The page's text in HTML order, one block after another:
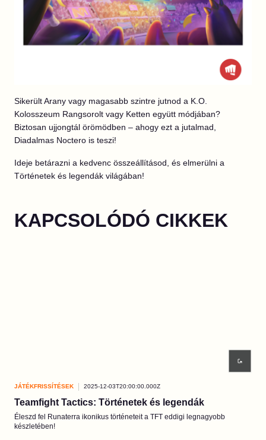
Sikerült Arany vagy magasabb szintre jutnod a K.O.
Kolosszeum Rangsorolt vagy Ketten együtt módjában?
Biztosan ujjongtál örömödben – ahogy ezt a jutalmad,
Diadalmas Noctero is teszi!
Ideje betárazni a kedvenc összeállításod, és elmerülni a
Történetek és legendák világában!
KAPCSOLÓDÓ CIKKEK
JÁTÉKFRISSÍTÉSEK 2025-12-03T20:00:00.000Z
Teamfight Tactics: Történetek és legendák
Éleszd fel Runaterra ikonikus történeteit a TFT eddigi legnagyobb
készletében!